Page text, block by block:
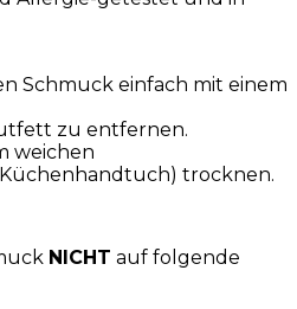
Schmuck einfach mit einem
zu entfernen.
weichen
Küchenhandtuch) trocknen.
NICHT auf folgende